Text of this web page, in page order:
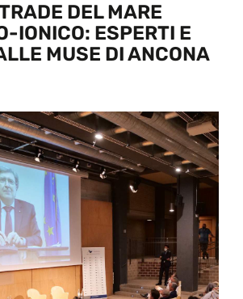
DEL MARE
IONICO: ESPERTI E
MUSE DI ANCONA